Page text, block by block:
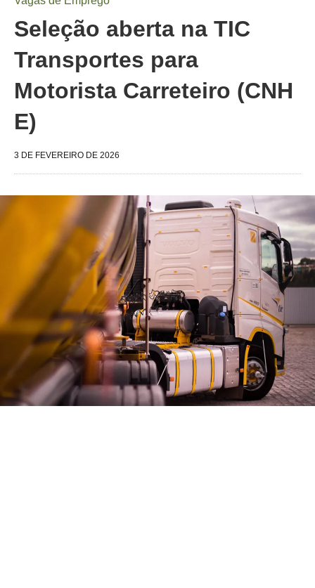
Seleção aberta na TIC
Transportes para
Motorista Carreteiro (CNH
E)
3 DE FEVEREIRO DE 2026